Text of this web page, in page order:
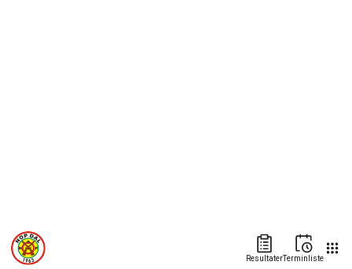
ResultaterTerminliste